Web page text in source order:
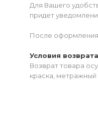
Для Вашего
придет
После оформления
Условия
Возврат товара
краска, метражный